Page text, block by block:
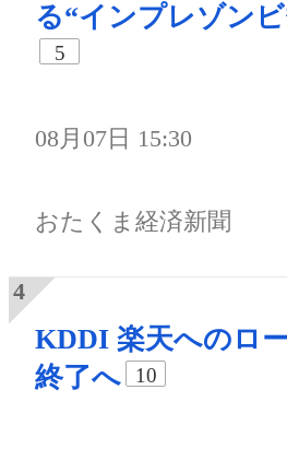
る“インプレゾン
5
08月07日 15:30
おたくま経済新聞
KDDI 楽天へのロ
終了へ
10